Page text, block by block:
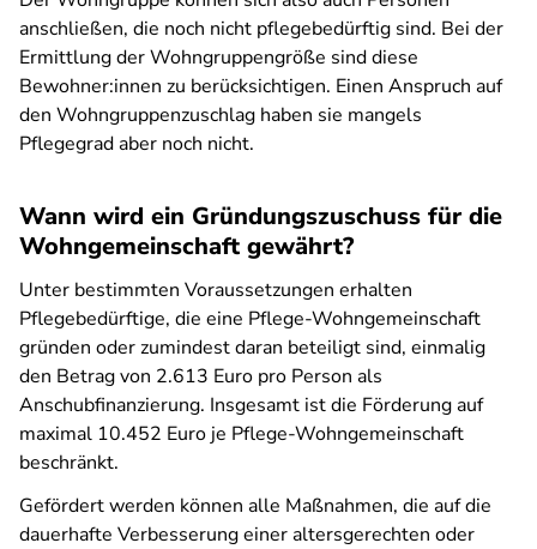
anschließen, die noch nicht pflegebedürftig sind. Bei der
Ermittlung der Wohngruppengröße sind diese
Bewohner:innen zu berücksichtigen. Einen Anspruch auf
den Wohngruppenzuschlag haben sie mangels
Pflegegrad aber noch nicht.
Wann wird ein Gründungszuschuss für die
Wohngemeinschaft gewährt?
Unter bestimmten Voraussetzungen erhalten
Pflegebedürftige, die eine Pflege-Wohngemeinschaft
gründen oder zumindest daran beteiligt sind, einmalig
den Betrag von 2.613 Euro pro Person als
Anschubfinanzierung. Insgesamt ist die Förderung auf
maximal 10.452 Euro je Pflege-Wohngemeinschaft
beschränkt.
Gefördert werden können alle Maßnahmen, die auf die
dauerhafte Verbesserung einer altersgerechten oder